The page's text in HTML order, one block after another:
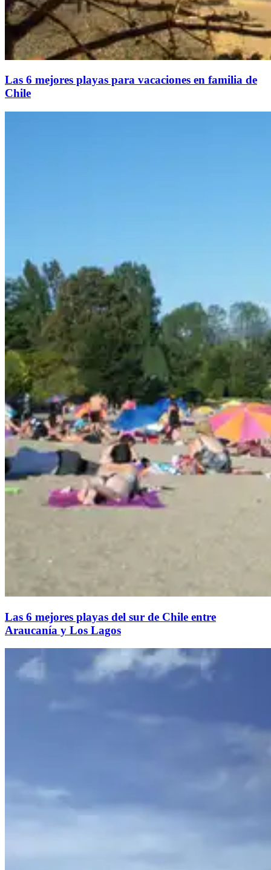
Las 6 mejores playas para vacaciones en familia de
Chile
Las 6 mejores playas del sur de Chile entre
Araucanía y Los Lagos